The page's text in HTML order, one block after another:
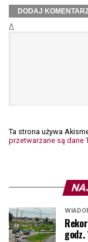
Δ
Ta strona używa
przetwarzane są dane
godz.